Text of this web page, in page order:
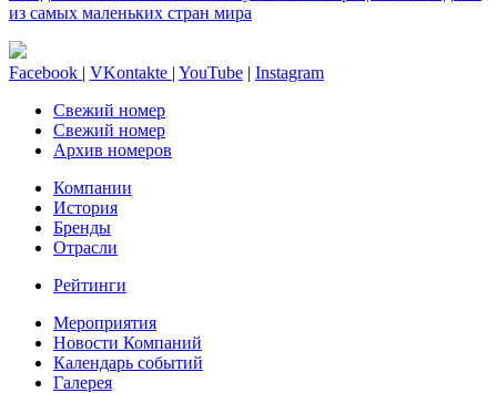
из самых маленьких стран мира
Facebook | VKontakte | YouTube | Instagram
Свежий номер
Свежий номер
Архив номеров
Компании
История
Бренды
Отрасли
Рейтинги
Мероприятия
Новости Компаний
Календарь событий
Галерея